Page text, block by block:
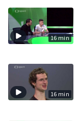
16 min
16 min